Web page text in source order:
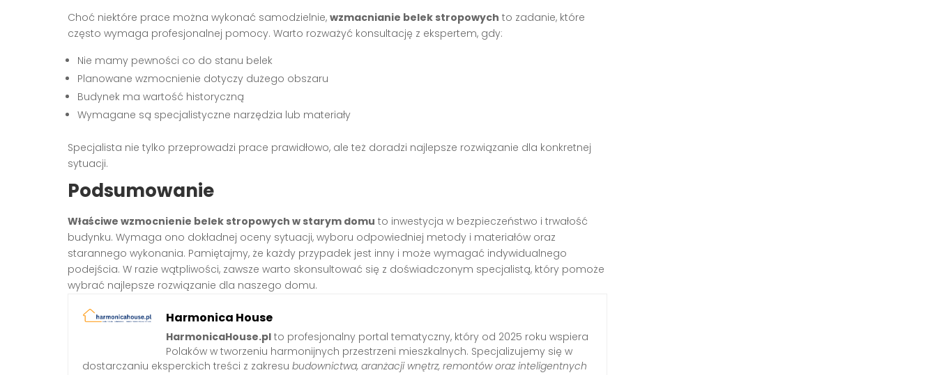
Choć niektóre prace można wykonać samodzielnie, wzmacnianie belek stropowych to zadanie, które
często wymaga profesjonalnej pomocy. Warto rozważyć konsultację z ekspertem, gdy:
Nie mamy pewności co do stanu belek
Planowane wzmocnienie dotyczy dużego obszaru
Budynek ma wartość historyczną
Wymagane są specjalistyczne narzędzia lub materiały
Specjalista nie tylko przeprowadzi prace prawidłowo, ale też doradzi najlepsze rozwiązanie dla konkretnej
sytuacji.
Podsumowanie
Właściwe wzmocnienie belek stropowych w starym domu to inwestycja w bezpieczeństwo i trwałość
budynku. Wymaga ono dokładnej oceny sytuacji, wyboru odpowiedniej metody i materiałów oraz
starannego wykonania. Pamiętajmy, że każdy przypadek jest inny i może wymagać indywidualnego
podejścia. W razie wątpliwości, zawsze warto skonsultować się z doświadczonym specjalistą, który pomoże
wybrać najlepsze rozwiązanie dla naszego domu.
Harmonica House
HarmonicaHouse.pl to profesjonalny portal tematyczny, który od 2025 roku wspiera
Polaków w tworzeniu harmonijnych przestrzeni mieszkalnych. Specjalizujemy się w
dostarczaniu eksperckich treści z zakresu budownictwa, aranżacji wnętrz, remontów oraz inteligentnych